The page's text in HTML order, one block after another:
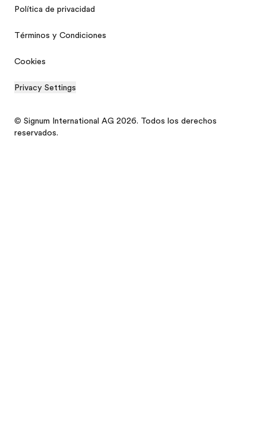
Política de privacidad
Términos y Condiciones
Cookies
Privacy Settings
© Signum International AG 2026. Todos los derechos
reservados.